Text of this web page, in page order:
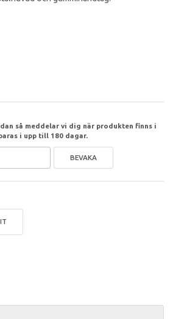
så meddelar vi dig när produkten finns i
i upp till 180 dagar.
BEVAKA